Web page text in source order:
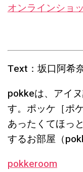
オンラインショ
Text： 坂口阿希
pokkeは、アイ
す。ポッケ［ポ
あったくてほっ
するお部屋（
pokkeroom